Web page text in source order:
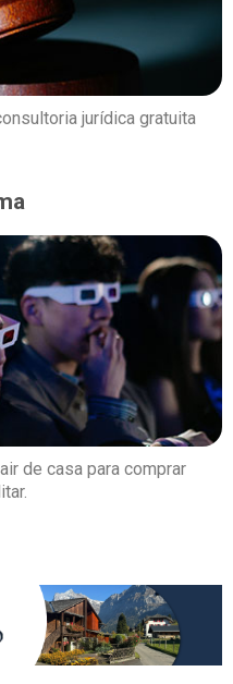
jurídica gratuita
de casa para comprar